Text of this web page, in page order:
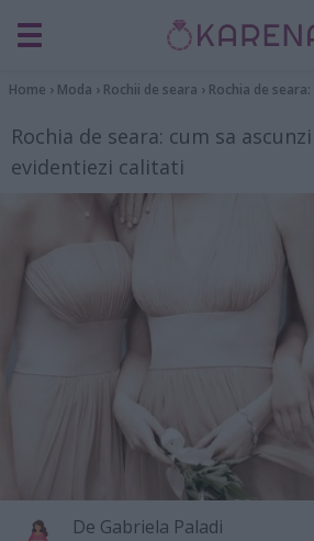
Home › Moda › Rochii de seara › Rochia de
Rochia de seara: cum sa
evidentiezi calitati
De Gabriela Paladi